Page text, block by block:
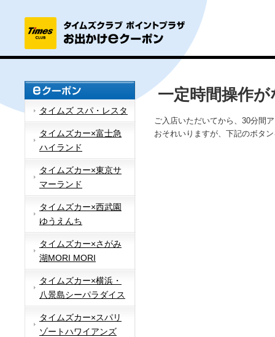
タイムズ スパ・レスタ
タイムズカー×富士急
ハイランド
タイムズカー×東京サ
マーランド
タイムズカー×西武園
ゆうえんち
タイムズカー×さがみ
湖MORI MORI
タイムズカー×横浜・
八景島シーパラダイス
タイムズカー×スパリ
ゾートハワイアンズ
一定時間操作
ご入店いただいてから、30分間
おそれいりますが、下記のボタ